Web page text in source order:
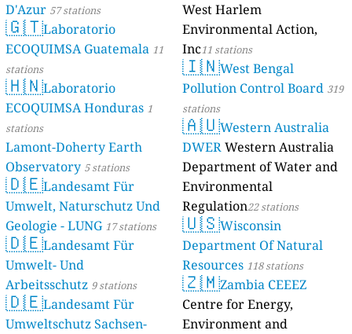
D'Azur 57 stations
🇬🇹Laboratorio
ECOQUIMSA Guatemala 11
stations
🇭🇳Laboratorio
ECOQUIMSA Honduras 1
stations
Lamont-Doherty Earth
Observatory 5 stations
🇩🇪Landesamt Für
Umwelt, Naturschutz Und
Geologie - LUNG 17 stations
🇩🇪Landesamt Für
Umwelt- Und
Arbeitsschutz 9 stations
🇩🇪Landesamt Für
Umweltschutz Sachsen-
West Harlem
Environmental Action,
Inc11 stations
🇮🇳West Bengal
Pollution Control Board 319
stations
🇦🇺Western Australia
DWERWestern Australia
Department of Water and
Environmental
Regulation22 stations
🇺🇸Wisconsin
Department Of Natural
Resources 118 stations
🇿🇲Zambia CEEEZ
Centre for Energy,
Environment and